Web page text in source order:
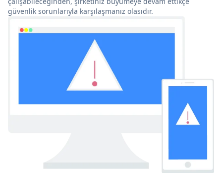
güvenlik sorunlarıyla karşılaşmanız olasıdır.